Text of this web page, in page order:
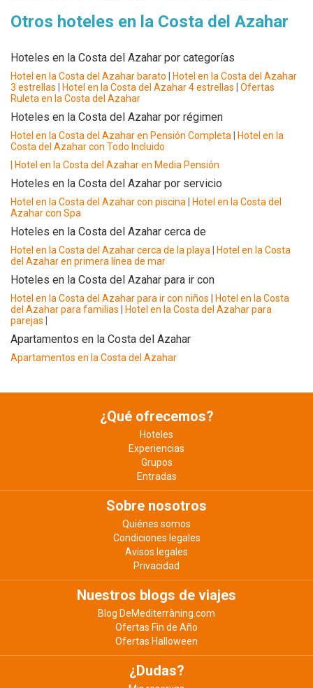
Otros hoteles en la Costa del Azahar
Hoteles en la Costa del Azahar por categorías
Hotel en la Costa del Azahar barato
Hotel en la Costa del Azahar
3 estrellas
Hotel en la Costa del Azahar 4 estrellas
Ofertas
Ruleta en la Costa del Azahar
Hoteles en la Costa del Azahar por régimen
Hotel en la Costa del Azahar en Pensión Completa
Hotel en la
Costa del Azahar con Todo Incluido
Hotel en la Costa del Azahar en Media Pensión
Hoteles en la Costa del Azahar por servicio
Hotel en la Costa del Azahar con piscina
Hotel en la Costa del
Azahar con Spa
Hoteles en la Costa del Azahar cerca de
Hotel en la Costa del Azahar cerca de la playa
Hotel en la Costa
del Azahar en primera línea de mar
Hoteles en la Costa del Azahar para ir con
Hotel en la Costa del Azahar para ir con niños
Hotel en la Costa
del Azahar para familias
Hotel en la Costa del Azahar para
parejas
Apartamentos en la Costa del Azahar
Apartamentos en la Costa del Azahar
¿Qué ofrecemos?
Hoteles
Experiencias
Grupos
Entradas
Sobre nosotros
Quiénes somos
Condiciones legales
Avisos legales
Privacidad
Nuestros blogs de viajes
Blog DeMediterràning.com
Ofertas Fin de Año
Ofertas Halloween
¿Dudas?